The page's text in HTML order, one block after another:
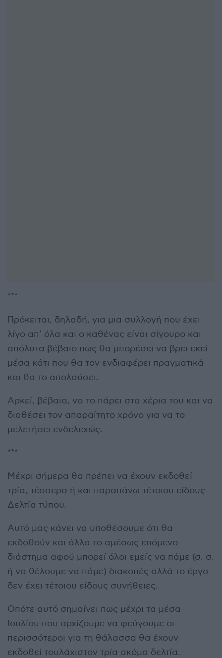
***
Πρόκειται, δηλαδή, για μια συλλογή που έχει
λίγο απ’ όλα και ο καθένας είναι σίγουρο και
απόλυτα βέβαιο πως θα μπορέσει να βρει εκεί
μέσα κάτι που θα τον ενδιαφέρει πραγματικά
και θα το απολαύσει.
Αρκεί, βέβαια, να το πάρει στα χέρια του και να
διαθέσει τον απαραίτητο χρόνο για να το
μελετήσει ενδελεχώς.
***
Μέχρι σήμερα θα πρέπει να έχουν εκδοθεί
τρία, τέσσερα ή και παραπάνω τέτοιου είδους
Δελτία τύπου.
Αυτό μας κάνει να υποθέσουμε ότι θα
εκδοθούν και άλλα το αμέσως επόμενο
διάστημα αφού μπορεί όλοι εμείς να πάμε (σ. σ.
ή να θέλουμε να πάμε) διακοπές αλλά το έργο
δεν έχει τέτοιου είδους συνήθειες.
Οπότε αυτό σημαίνει πως μέχρι τα μέσα
Ιουλίου που αρχίζουμε να φεύγουμε οι
περισσότεροι για τη θάλασσα θα έχουν
εκδοθεί τουλάχιστον τρία ακόμα δελτία.